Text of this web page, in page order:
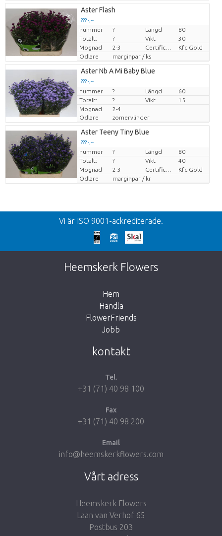
Aster Flash
??? -,--
Pris per enhet
nummer ? Längd
80
Totalt:
? Vikt
30
Mognad
2-3
Kfc Gold
Odlare
marginpar / ks
Aster Nb A Mi Baby Blue
??? -,--
Pris per enhet
nummer ? Längd
60
Totalt:
? Vikt
15
Mognad
2-4
Odlare
zomervlinder
Aster Teeny Tiny Blue
??? -,--
Pris per enhet
nummer ? Längd
80
Totalt:
? Vikt
40
Mognad
2-3
Kfc Gold
Odlare
marginpar / kr
Tllbacka
We're sorry
This page does not exist. Click on the
button below to return to the shop.
Vi är ISO 9001-ackrediterade.
Heemskerk Flowers
Hem
Handla
FlowerFriends
Jobb
kontakt
Tel.
+31 (71) 40 98 100
Fax
+31 (71) 40 98 200
Email
info@heemskerkflowers.com
Vårt adress
Heemskerk Flowers
Laan van Verhof 65
Postbus 203